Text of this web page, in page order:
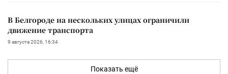
В Белгороде на нескольких улицах ограничили
движение транспорта
9 августа 2026, 16:34
Показать ещё